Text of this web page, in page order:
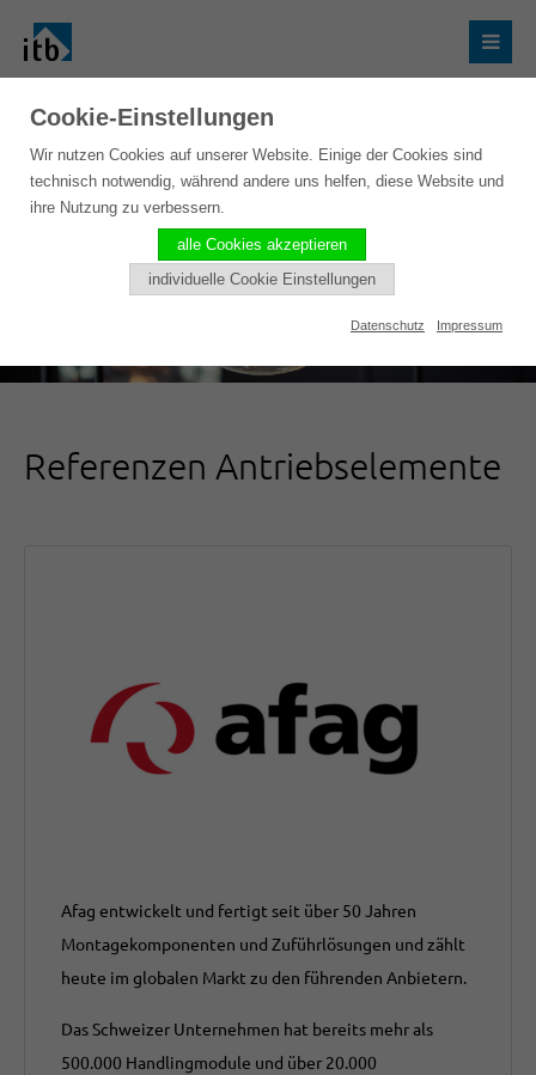
Referenzen Antriebselemente
Afag entwickelt und fertigt seit über 50 Jahren
Montagekomponenten und Zuführlösungen und zählt
heute im globalen Markt zu den führenden Anbietern.
Das Schweizer Unternehmen hat bereits mehr als
500.000 Handlingmodule und über 20.000
Cookie-Einstellungen
Wir nutzen Cookies auf unserer Website. Einige der Cookies sind
technisch notwendig, während andere uns helfen, diese Website und
ihre Nutzung zu verbessern.
alle Cookies akzeptieren
individuelle Cookie Einstellungen
Datenschutz Impressum